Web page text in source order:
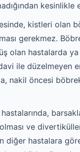
kesinlikle
kistleri olan
gerekmez.
olan hastalarda
ile düzelmeyen
nakil öncesi
olması ve
diğer hastalara